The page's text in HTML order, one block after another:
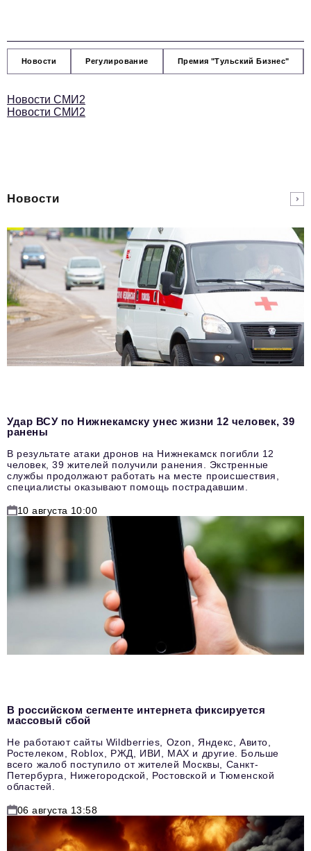
Новости Регулирование Премия "Тульский Бизнес"
Новости СМИ2
Новости СМИ2
Новости
Удар ВСУ по Нижнекамску унес жизни 12 человек, 39
ранены
В результате атаки дронов на Нижнекамск погибли 12
человек, 39 жителей получили ранения. Экстренные
службы продолжают работать на месте происшествия,
специалисты оказывают помощь пострадавшим.
10 августа 10:00
В российском сегменте интернета фиксируется
массовый сбой
Не работают сайты Wildberries, Ozon, Яндекс, Авито,
Ростелеком, Roblox, РЖД, ИВИ, MAX и другие. Больше
всего жалоб поступило от жителей Москвы, Санкт-
Петербурга, Нижегородской, Ростовской и Тюменской
областей.
06 августа 13:58